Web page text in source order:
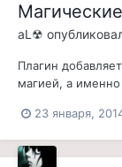
aL☢
Плагин
магией, а
зачарования
только украсть.
23 января,